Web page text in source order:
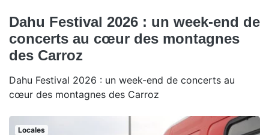
Dahu Festival 2026 : un week-end de
concerts au cœur des montagnes
des Carroz
Dahu Festival 2026 : un week-end de concerts au
cœur des montagnes des Carroz
Locales